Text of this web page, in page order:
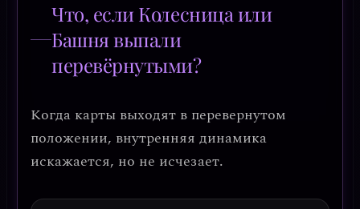
Что, если Колесница или
Башня выпали
перевёрнутыми?
Когда карты выходят в перевернутом
положении, внутренняя динамика
искажается, но не исчезает.